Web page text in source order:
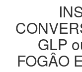
GLP
FOGÂO